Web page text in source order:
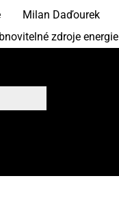
Milan Daďourek
zdroje energie